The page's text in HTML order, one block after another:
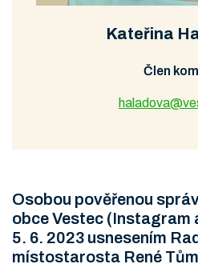
Kateřina
Člen
Osobou pověřenou
obce Vestec (Instagram
5. 6. 2023 usnesením
místostarosta René